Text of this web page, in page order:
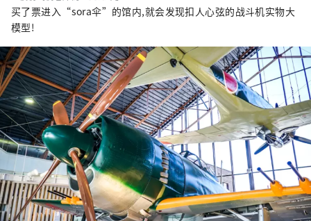
买了票进入“sora伞”的馆内,就会发现扣人心弦的战斗机实物大
模型!